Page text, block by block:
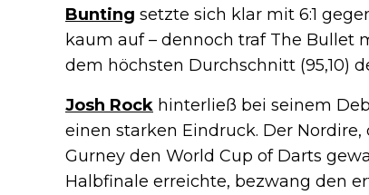
Bunting setzte sich klar mit 6:1
kaum auf – dennoch traf The Bullet
dem höchsten Durchschnitt (95,10)
Josh Rock hinterließ bei seinem
einen starken Eindruck. Der
Gurney den World Cup of Darts
Halbfinale erreichte, bezwang den